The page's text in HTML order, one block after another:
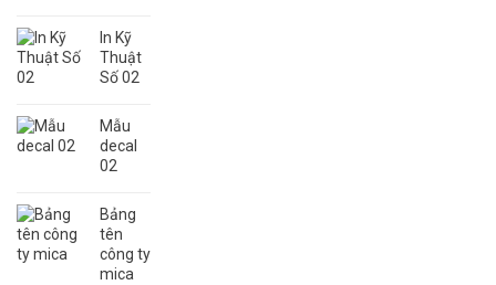
In Kỹ
Thuật
Số 02
Mẫu
decal
02
Bảng
tên
công ty
mica